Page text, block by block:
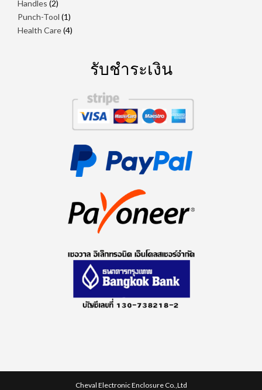
Handles 22
สินค้า
Punch-Tool 11
สินค้า
Health Care 44
รับชำระเงิน
Cheval Electronic Enclosure Co.,Ltd